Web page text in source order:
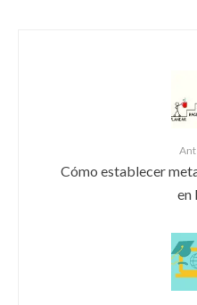
Cómo establecer
en